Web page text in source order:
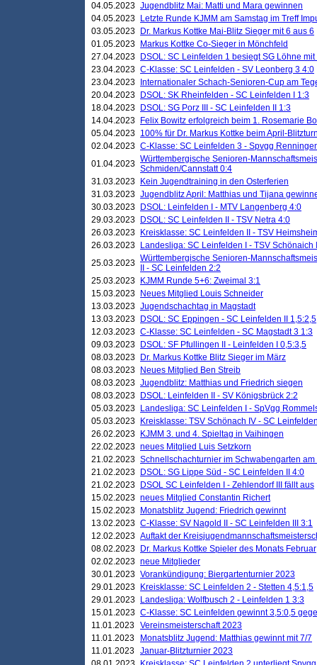
04.05.2023 Jugendblitz Mai: Matti und Mara gewinnen
04.05.2023
Letzte Runde KJMM am Samstag im Treff
03.05.2023
Dr. Markus Kottke Mai-Blitz Sieger mit 6 aus 6
01.05.2023
Markus Kottke Co-Sieger in Mönchfeld
27.04.2023
DSOL: SC Leinfelden 1 besiegt SG Löhne mit
23.04.2023 C-Klasse: SC Leinfelden - SV Leonberg 3 4:0
23.04.2023
Internationaler Schach-Senioren-Cup am
20.04.2023
DSOL: SK Rheinfelden - SC Leinfelden I 1:3
18.04.2023
DSOL: SG Porz III - SC Leinfelden II 1:3
14.04.2023
Felix Bowitz erfolgreich beim 1. Rosemarie
05.04.2023 100% für Dr. Markus Kottke beim April-
02.04.2023 C-Klasse: SC Leinfelden 3 - Spvgg
01.04.2023 Württembergische Senioren-
Schmiden/Cannstatt 0:4
31.03.2023
Kein Jugendtraining in den Osterferien
31.03.2023 Jugendblitz April: Matthias und Tijana
30.03.2023
DSOL: Leinfelden I - MTV Langenberg 4:0
29.03.2023
DSOL: SC Leinfelden II - TSV Netra 4:0
26.03.2023
Kreisklasse: SC Leinfelden II - TSV
26.03.2023
Landesliga: SC Leinfelden I - TSV Schönaich
25.03.2023 Württembergische Senioren-
II - SC Leinfelden 2:2
25.03.2023
KJMM Runde 5+6: Zweimal 3:1
15.03.2023
Neues Mitglied Louis Schneider
13.03.2023 Jugendschachtag in Magstadt
13.03.2023
DSOL: SC Eppingen - SC Leinfelden II 1,5:2,5
12.03.2023 C-Klasse: SC Leinfelden - SC Magstadt 3 1:3
09.03.2023
DSOL: SF Pfullingen II - Leinfelden I 0,5:3,5
08.03.2023
Dr. Markus Kottke Blitz Sieger im März
08.03.2023
Neues Mitglied Ben Streib
08.03.2023 Jugendblitz: Matthias und Friedrich siegen
08.03.2023
DSOL: Leinfelden II - SV Königsbrück 2:2
05.03.2023
Landesliga: SC Leinfelden I - SpVgg
05.03.2023
Kreisklasse: TSV Schönach IV - SC
26.02.2023
KJMM 3. und 4. Spieltag in Vaihingen
22.02.2023 neues Mitglied Luis Setzkorn
21.02.2023 Schnellschachturnier im Schwabengarten
21.02.2023
DSOL: SG Lippe Süd - SC Leinfelden II 4:0
21.02.2023
DSOL SC Leinfelden I - Zehlendorf III fällt aus
15.02.2023 neues Mitglied Constantin Richert
15.02.2023
Monatsblitz Jugend: Friedrich gewinnt
13.02.2023 C-Klasse: SV Nagold II - SC Leinfelden III 3:1
12.02.2023 Auftakt der
08.02.2023
Dr. Markus Kottke Spieler des Monats Februar
02.02.2023 neue Mitglieder
30.01.2023 Vorankündigung: Biergartenturnier 2023
29.01.2023
Kreisklasse: SC Leinfelden 2 - Stetten 4,5:1,5
29.01.2023
Landesliga: Wolfbusch 2 - Leinfelden 1 3:3
15.01.2023 C-Klasse: SC Leinfelden gewinnt 3,5:0,5
11.01.2023 Vereinsmeisterschaft 2023
11.01.2023
Monatsblitz Jugend: Matthias gewinnt mit 7/7
11.01.2023 Januar-Blitzturnier 2023